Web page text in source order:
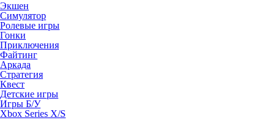
Экшен
Симулятор
Ролевые игры
Гонки
Приключения
Файтинг
Аркада
Стратегия
Квест
Детские игры
Игры Б/У
Xbox Series X/S